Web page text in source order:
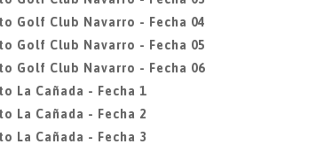
Golf Club Navarro - Fecha 04
Golf Club Navarro - Fecha 05
Golf Club Navarro - Fecha 06
La Cañada - Fecha 1
La Cañada - Fecha 2
La Cañada - Fecha 3